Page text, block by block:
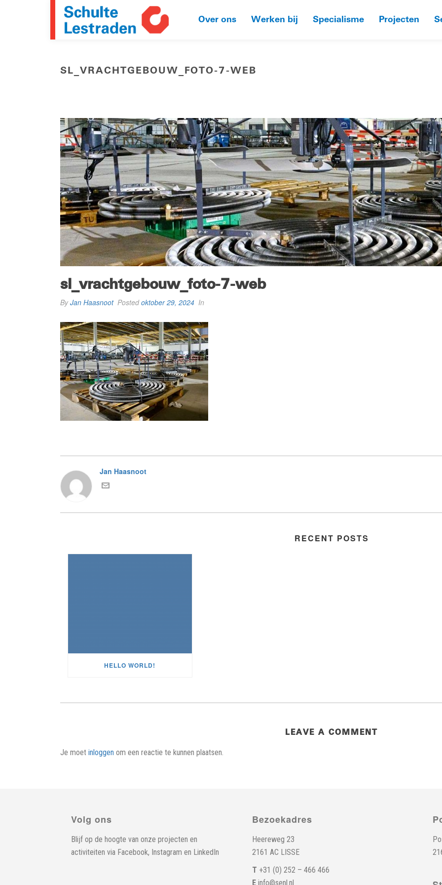
Over ons Werken bij Specialisme Projecten
SL_VRACHTGEBOUW_FOTO-7-WEB
sl_vrachtgebouw_foto-7-web
ByJan Haasnoot Postedoktober 29, 2024 In
Jan Haasnoot
RECENT POSTS
HELLO WORLD!
LEAVE A COMMENT
Je moet inloggen om een reactie te kunnen plaatsen.
Volg ons
Blijf op de hoogte van onze projecten en
activiteiten via Facebook, Instagram en LinkedIn
Bezoekadres
Heereweg 23
2161 AC LISSE
T +31 (0) 252 – 466 466
Einfo@senl.nl